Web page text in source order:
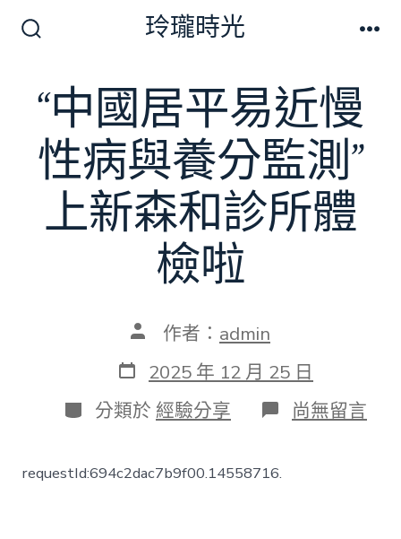
換
關
玲瓏時光
“中國居平易近慢
性病與養分監測”
上新森和診所體
檢啦
文
作
者
作者： admin
發
表
日
期
2025 年 12 月 25 日
分
類
分類於 經驗分享 在
〈“中
尚無留言
requestId:694c2dac7b9f00.14558716.